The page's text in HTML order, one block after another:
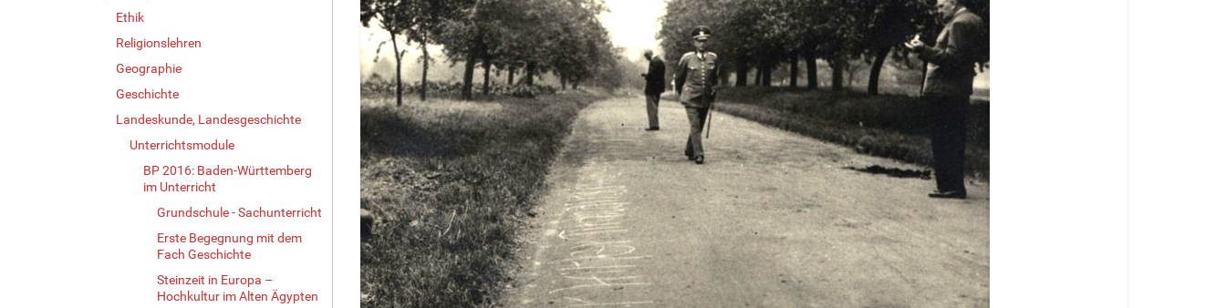
Ethik
Religionslehren
Geographie
Geschichte
Landeskunde, Landesgeschichte
Unterrichtsmodule
BP 2016: Baden-Württemberg
im Unterricht
Grundschule - Sachunterricht
Erste Begegnung mit dem
Fach Geschichte
Steinzeit in Europa –
Hochkultur im Alten Ägypten